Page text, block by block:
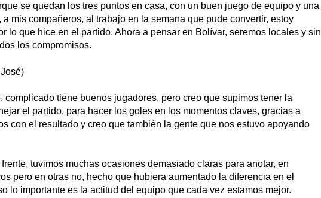
se quedan los tres puntos en casa, con un buen juego de equipo y una
mis compañeros, al trabajo en la semana que pude convertir, estoy
lo que hice en el partido. Ahora a pensar en Bolívar, seremos locales y sin
los compromisos.
complicado tiene buenos jugadores, pero creo que supimos tener la
el partido, para hacer los goles en los momentos claves, gracias a
con el resultado y creo que también la gente que nos estuvo apoyando
tuvimos muchas ocasiones demasiado claras para anotar, en
pero en otras no, hecho que hubiera aumentado la diferencia en el
lo importante es la actitud del equipo que cada vez estamos mejor.